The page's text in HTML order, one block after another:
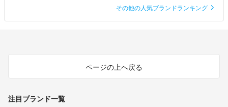
その他の人気ブランドランキング
ページの上へ戻る
注目ブランド一覧